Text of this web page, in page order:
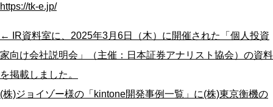
https://tk-e.jp/
← IR資料室に、2025年3月6日（木）に開催された「個人投資
家向け会社説明会」（主催：日本証券アナリスト協会）の資料
を掲載しました。
(株)ジョイゾー様の「kintone開発事例一覧」に(株)東京衡機の